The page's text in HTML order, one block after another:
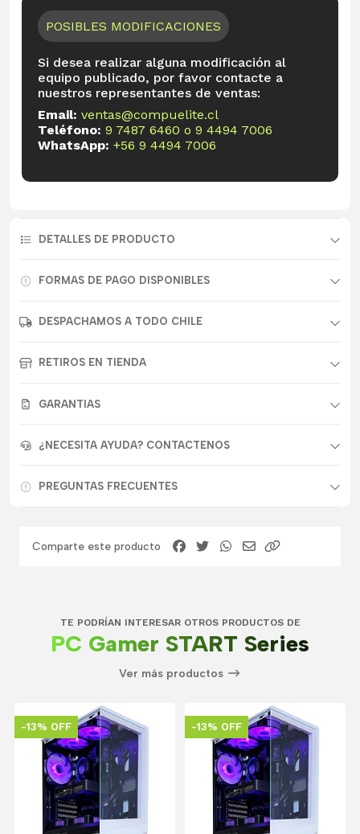
POSIBLES MODIFICACIONES
Si desea realizar alguna modificación al
equipo publicado, por favor contacte a
nuestros representantes de ventas:
Email: ventas@compuelite.cl
Teléfono: 9 7487 6460 o 9 4494 7006
WhatsApp: +56 9 4494 7006
DETALLES DE PRODUCTO
FORMAS DE PAGO DISPONIBLES
DESPACHAMOS A TODO CHILE
RETIROS EN TIENDA
GARANTIAS
¿NECESITA AYUDA? CONTACTENOS
PREGUNTAS FRECUENTES
Comparte este producto
TE PODRÍAN INTERESAR OTROS PRODUCTOS DE
PC Gamer START Series
Ver más productos
-13% OFF -13% OFF